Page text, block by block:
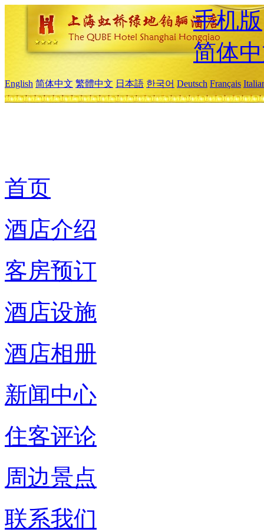
手机版
简体
English 简体中文 繁體中文 日本語 한국어 Deutsch Français
首页
酒店介绍
客房预订
酒店设施
酒店相册
新闻中心
住客评论
周边景点
联系我们